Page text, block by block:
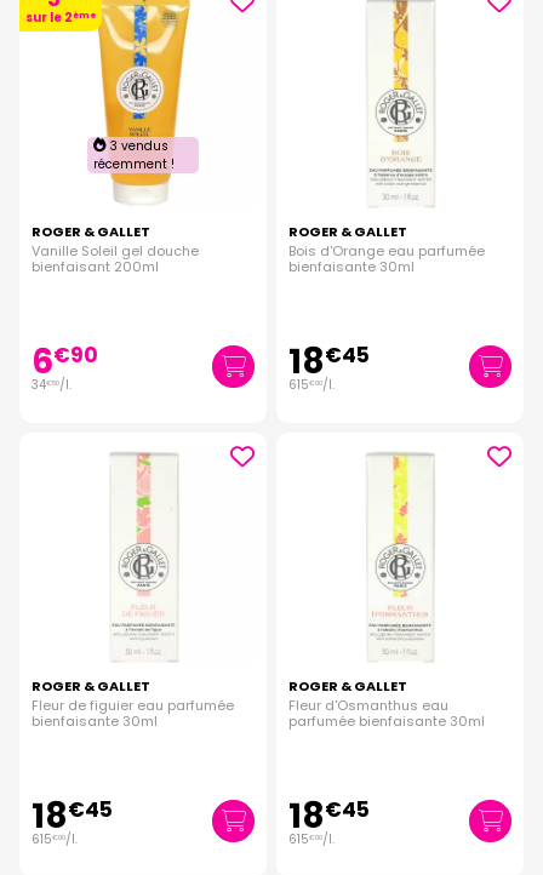
sur le 2ème
3 vendus
récemment !
ROGER & GALLET
Vanille Soleil gel douche
bienfaisant 200ml
6€90
34€50/l.
ROGER & GALLET
Bois d'Orange eau parfumée
bienfaisante 30ml
18€45
615€00/l.
ROGER & GALLET
Fleur de figuier eau parfumée
bienfaisante 30ml
18€45
615€00/l.
ROGER & GALLET
Fleur d'Osmanthus eau
parfumée bienfaisante 30ml
18€45
615€00/l.